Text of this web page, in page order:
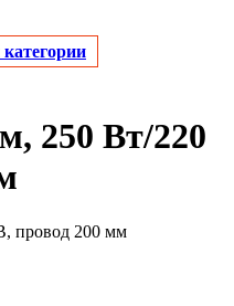
250 Вт/220